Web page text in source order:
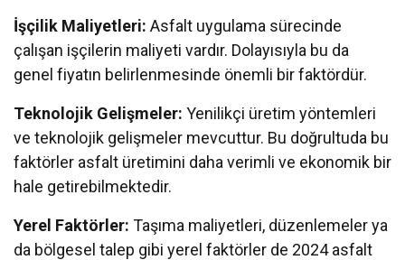
İşçilik Maliyetleri: Asfalt uygulama sürecinde
çalışan işçilerin maliyeti vardır. Dolayısıyla bu da
genel fiyatın belirlenmesinde önemli bir faktördür.
Teknolojik Gelişmeler: Yenilikçi üretim yöntemleri
ve teknolojik gelişmeler mevcuttur. Bu doğrultuda bu
faktörler asfalt üretimini daha verimli ve ekonomik bir
hale getirebilmektedir.
Yerel Faktörler: Taşıma maliyetleri, düzenlemeler ya
da bölgesel talep gibi yerel faktörler de 2024 asfalt